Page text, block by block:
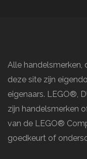
Alle handelsmerken,
deze site zijn
eigenaars. LEGO®,
zijn handelsmerken
van de LEGO®
goedkeurt of